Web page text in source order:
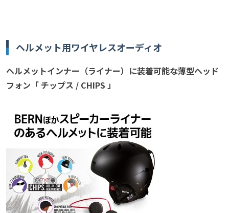
ヘルメット用ワイヤレスオーディオ
ヘルメットインナー（ライナー）に装着可能な薄型ヘッド
フォン「 チップス / CHIPS 」